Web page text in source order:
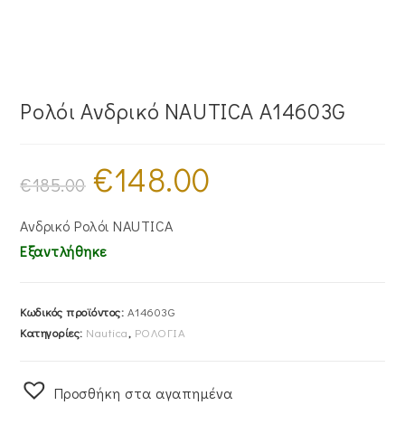
Ρολόι Ανδρικό NAUTICA A14603G
€185.00
Original
price
was:
€148.00
Ανδρικό Ρολόι NAUTICA
Εξαντλήθηκε
Κωδικός προϊόντος: A14603G
Κατηγορίες: Nautica, ΡΟΛΟΓΙΑ
Προσθήκη στα αγαπημένα